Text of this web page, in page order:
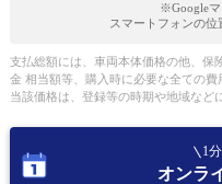
※Googleマ
スマートフォンの位
支払総額には、車両本体価格の他、保
金 相当額等、購入時に必要な全ての費
当該価格は、登録等の時期や地域など
1
オンラ